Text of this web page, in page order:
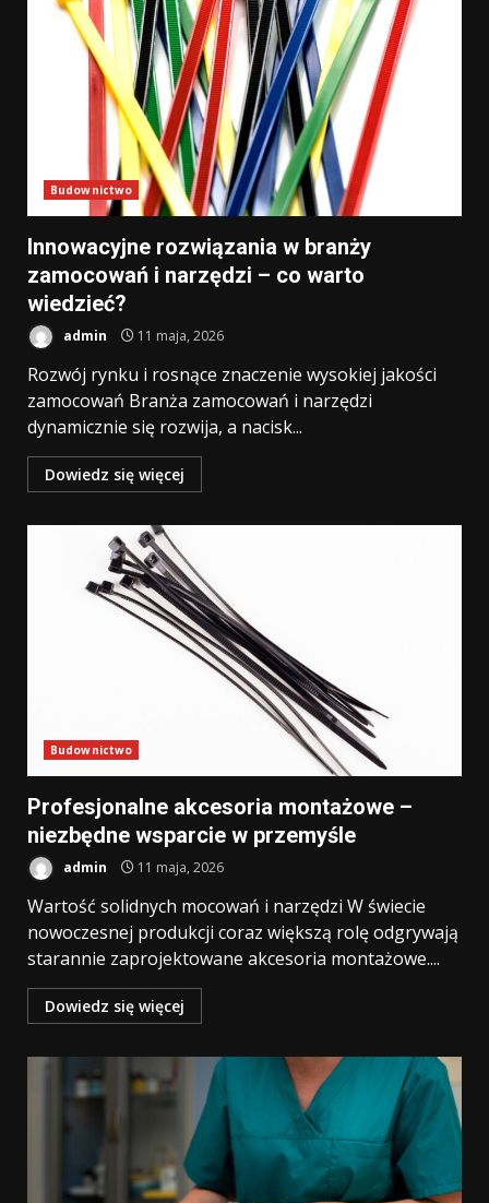
Budownictwo
Innowacyjne rozwiązania w branży
zamocowań i narzędzi – co warto
wiedzieć?
admin 11 maja, 2026
Rozwój rynku i rosnące znaczenie wysokiej jakości
zamocowań Branża zamocowań i narzędzi
dynamicznie się rozwija, a nacisk...
Dowiedz się więcej
Budownictwo
Profesjonalne akcesoria montażowe –
niezbędne wsparcie w przemyśle
admin 11 maja, 2026
Wartość solidnych mocowań i narzędzi W świecie
nowoczesnej produkcji coraz większą rolę odgrywają
starannie zaprojektowane akcesoria montażowe....
Dowiedz się więcej